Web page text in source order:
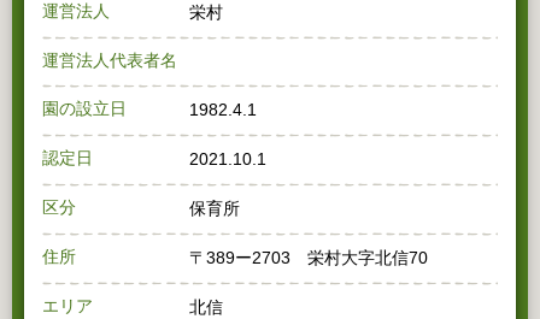
運営法人 栄村
運営法人代表者名
園の設立日 1982.4.1
認定日 2021.10.1
区分 保育所
住所 〒389ー2703 栄村大字北信70
エリア 北信